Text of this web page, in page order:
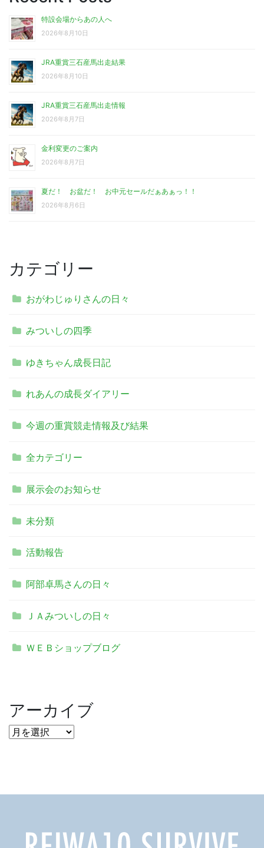
特設会場からあの人へ
2026年8月10日
JRA重賞三石産馬出走結果
2026年8月10日
JRA重賞三石産馬出走情報
2026年8月7日
金利変更のご案内
2026年8月7日
夏だ！ お盆だ！ お中元セールだぁあぁっ！！
2026年8月6日
カテゴリー
おがわじゅりさんの日々
みついしの四季
ゆきちゃん成長日記
れあんの成長ダイアリー
今週の重賞競走情報及び結果
全カテゴリー
展示会のお知らせ
未分類
活動報告
阿部卓馬さんの日々
ＪＡみついしの日々
ＷＥＢショップブログ
アーカイブ
ア